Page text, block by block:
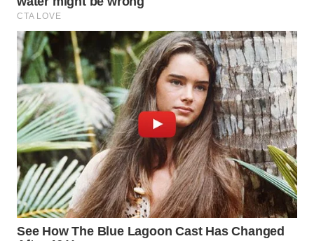
WN DELI
SERDANG
WN
TEBING
TINGGI
WN
PAKPAK
WN
KARAWANG